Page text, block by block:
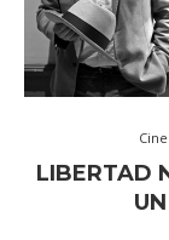
Cine
LIBERTAD